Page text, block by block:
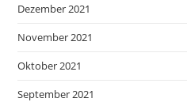
Dezember 2021
November 2021
Oktober 2021
September 2021